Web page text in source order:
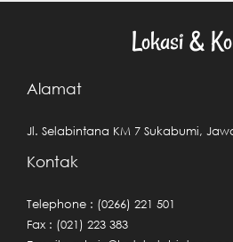
Lokasi &
Alamat
Jl. Selabintana KM 7 Sukabumi,
Kontak
Telephone : (0266) 221 501
Fax : (021) 223 383